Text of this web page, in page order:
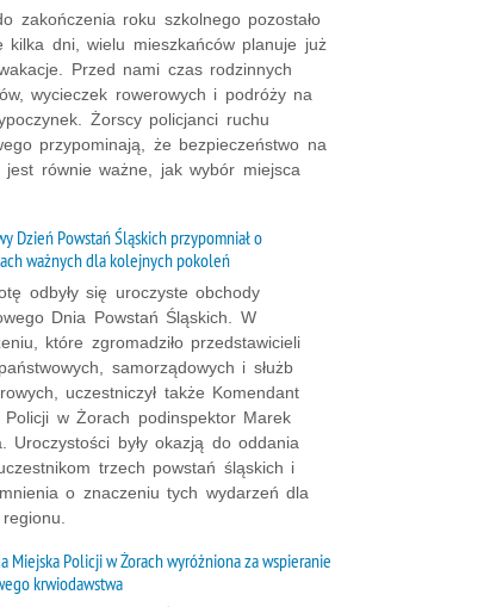
zakończenia roku szkolnego pozostało
kilka dni, wielu mieszkańców planuje już
Przed nami czas rodzinnych
wycieczek rowerowych i podróży na
Żorscy policjanci ruchu
przypominają, że bezpieczeństwo na
jest równie ważne, jak wybór miejsca
Dzień Powstań Śląskich przypomniał o
ważnych dla kolejnych pokoleń
odbyły się uroczyste obchody
Dnia Powstań Śląskich. W
które zgromadziło przedstawicieli
samorządowych i służb
uczestniczył także Komendant
Policji w Żorach podinspektor Marek
Uroczystości były okazją do oddania
trzech powstań śląskich i
o znaczeniu tych wydarzeń dla
Miejska Policji w Żorach wyróżniona za wspieranie
krwiodawstwa